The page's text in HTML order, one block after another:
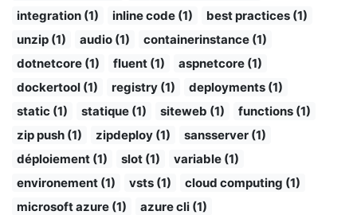
integration (1)
inline code (1)
best practices (1)
unzip (1)
audio (1)
containerinstance (1)
dotnetcore (1)
fluent (1)
aspnetcore (1)
dockertool (1)
registry (1)
deployments (1)
static (1)
statique (1) siteweb (1)
functions (1)
zip push (1)
zipdeploy (1)
sansserver (1)
déploiement (1)
slot (1)
variable (1)
environement (1)
vsts (1)
cloud computing (1)
microsoft azure (1)
azure cli (1)